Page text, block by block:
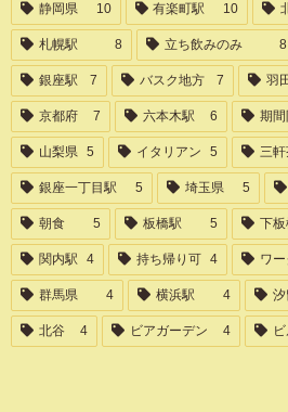
静岡県 10 有楽町駅 10
札幌駅 8 立ち飲みのみ 8
銀座駅 7 バスク地方 7 羽
京都府 7 六本木駅 6 期間
山梨県 5 イタリアン 5 三軒
銀座一丁目駅 5 埼玉県 5
朝食 5 板橋駅 5 下板
関内駅 4 持ち帰り可 4 ワ
群馬県 4 横浜駅 4 汐
北谷 4 ビアガーデン 4